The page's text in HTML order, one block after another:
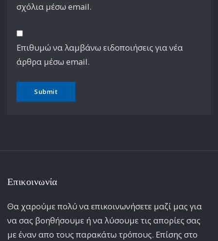
σχόλια μέσω email.
Επιθυμώ να λαμβάνω ειδοποιήσεις για νέα
άρθρα μέσω email.
Επικοινωνία
Θα χαρούμε πολύ να επικοινωνήσετε μαζί μας για
να σας βοηθήσουμε ή να λύσουμε τις απορίες σας
με έναν απο τους παρακάτω τρόπους. Επίσης στο